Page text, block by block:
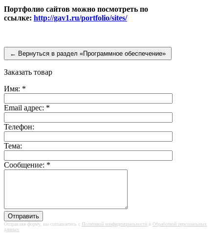
Портфолио сайтов можно посмотреть по
ссылке: http://gav1.ru/portfolio/sites/
← Вернуться в раздел «Программное обеспечение»
Заказать товар
Имя: *
Email адрес: *
Телефон:
Тема:
Сообщение: *
Отправляя форму, вы соглашаетесь с Политикой конфиденциальности и Обработкой персональных
данных